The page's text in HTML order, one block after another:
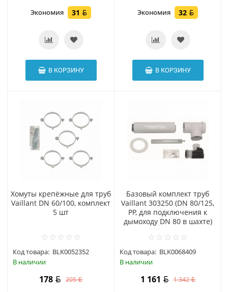
Экономия 31
В КОРЗИНУ
Экономия 32
В КОРЗИНУ
Хомуты крепёжные для труб
Vaillant DN 60/100, комплект
5 шт
Код товара: BLK0052352
В наличии
178 205
Базовый комплект труб
Vaillant 303250 (DN 80/125,
РР, для подключения к
дымоходу DN 80 в шахте)
Код товара: BLK0068409
В наличии
1 161 1 342